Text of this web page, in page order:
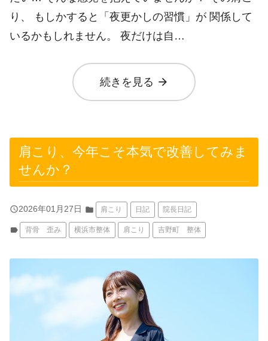
り、 もしかすると「夜更かしの習慣」が 関係して
いるかもしれません。 夜だけは自…
続きを見る arrow_forward
肩こり、今年こそ本気で改善してみま
せんか？
query_builder2026年01月27日 folder 肩こり 日記 院長日記
label 背骨 歪み 横浜市整体 肩こり 吉野町 整体